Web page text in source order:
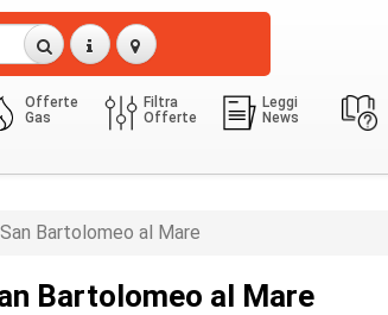
Offerte
Gas
Filtra
Offerte
Leggi
News
Bartolomeo al Mare
Bartolomeo al Mare